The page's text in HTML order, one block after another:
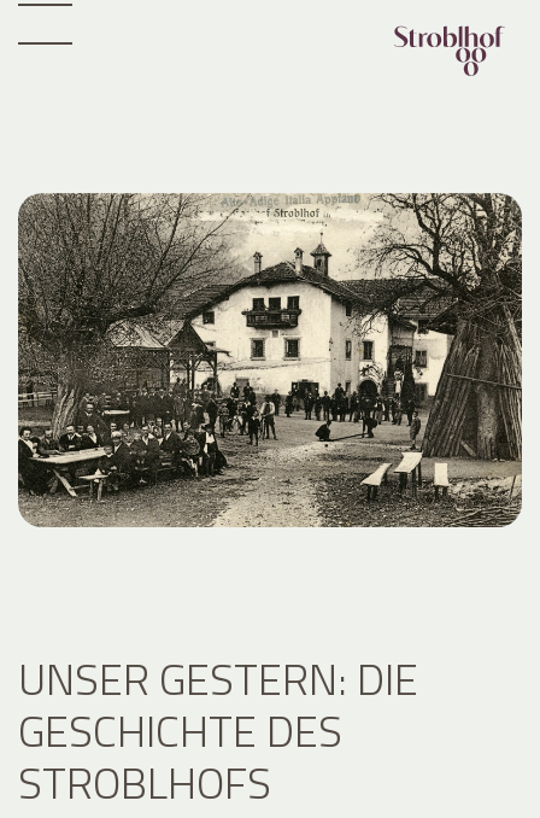
UNSER GESTERN: DIE
GESCHICHTE DES
STROBLHOFS